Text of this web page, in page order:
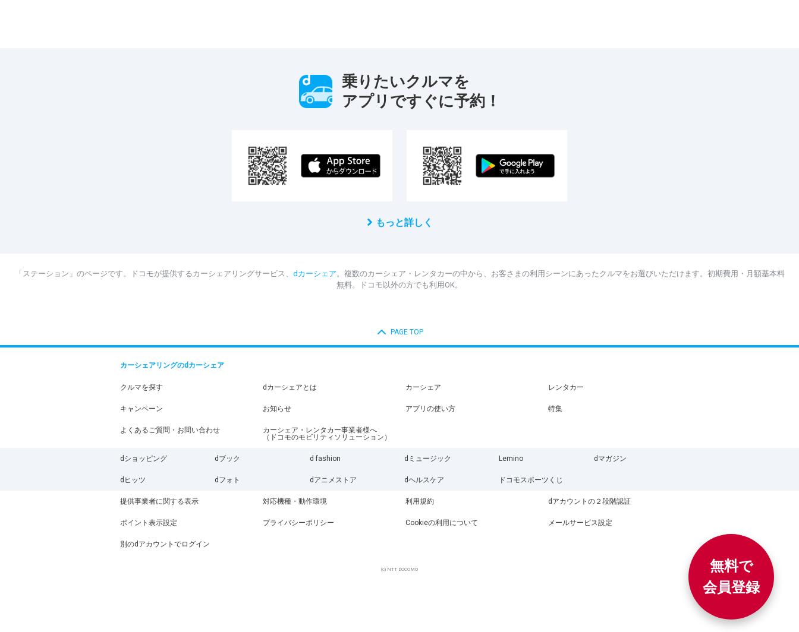
無料で
会員登録
乗りたいクルマを
アプリですぐに予約！
もっと詳しく
「ステーション」のページです。ドコモが提供するカーシェアリングサービス、 dカーシェア。複数のカーシェア・レンタカーの中から、お客さまの利用シーンにあったクルマをお選びいただけます。初期費用・月額基本料
無料。ドコモ以外の方でも利用OK。
PAGE TOP
カーシェアリングのdカーシェア
クルマを探す dカーシェアとは カーシェア レンタカー
キャンペーン お知らせ アプリの使い方 特集
よくあるご質問・お問い合わせ
カーシェア・レンタカー事業者様へ
（ドコモのモビリティソリューション）
dショッピング dブック d fashion dミュージック Lemino dマガジン
dヒッツ dフォト dアニメストア dヘルスケア ドコモスポーツくじ
提供事業者に関する表示 対応機種・動作環境 利用規約 dアカウントの２段階認証
ポイント表示設定 プライバシーポリシー Cookieの利用について メールサービス設定
別のdアカウントでログイン
(c) NTT DOCOMO